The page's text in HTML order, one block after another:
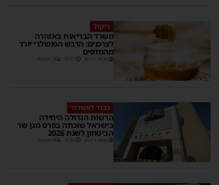
ריקול
משרד הבריאות באזהרה
לצרכנים: הדבש הפופולרי יורד
מהמדפים
מנחם דויטש 06:57 1 תגובות
כבוד לאשדוד
הרשות הגדולה היחידה
בישראל שזכתה בפרס מגן שר
הביטחון לשנת 2026
מנחם דויטש 18:36 1 תגובות